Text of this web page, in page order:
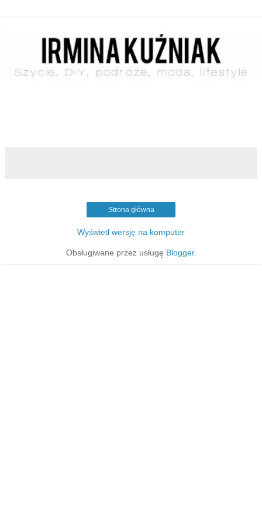
Strona główna
Wyświetl wersję na komputer
Obsługiwane przez usługę Blogger.